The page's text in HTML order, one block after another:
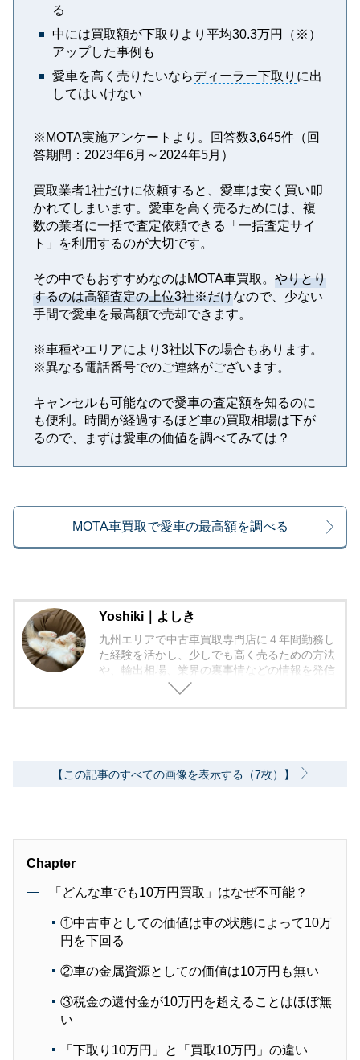
る
中には買取額が下取りより平均30.3万円（※）
アップした事例も
愛車を高く売りたいならディーラー 下取り に出
してはいけない
※MOTA実施アンケートより。回答数3,645件（回
答期間：2023年6月～2024年5月）
買取業者1社だけに依頼すると、愛車は安く買い叩
かれてしまいます。愛車を高く売るためには、複
数の業者に一括で査定依頼できる「一括査定サイ
ト」を利用するのが大切です。
その中でもおすすめなのはMOTA車買取。 やりとり
するのは高額査定の上位3社※だけなので、少ない
手間で愛車を最高額で売却できます。
※⾞種やエリアにより3社以下の場合もあります。
※異なる電話番号でのご連絡がございます。
キャンセルも可能なので愛車の査定額を知るのに
も便利。時間が経過するほど車の買取相場は下が
るので、まずは愛車の価値を調べてみては？
MOTA車買取で愛車の最高額を調べる
Yoshiki｜よしき
九州エリアで中古車買取専門店に４年間勤務し
た経験を活かし、少しでも高く売るための方法
や、輸出相場、業界の裏事情などの情報を発信
【この記事のすべての画像を表示する（7枚）】
Chapter
「どんな車でも10万円買取」はなぜ不可能？
①中古車としての価値は車の状態によって10万
円を下回る
②車の金属資源としての価値は10万円も無い
③税金の還付金が10万円を超えることはほぼ無
い
「下取り10万円」と「買取10万円」の違い